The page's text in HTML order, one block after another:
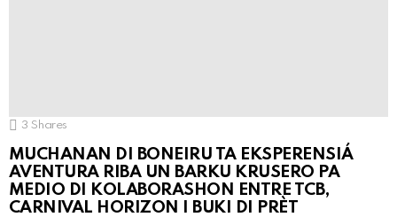
3 Shares
MUCHANAN DI BONEIRU TA EKSPERENSIÁ
AVENTURA RIBA UN BARKU KRUSERO PA
MEDIO DI KOLABORASHON ENTRE TCB,
CARNIVAL HORIZON I BUKI DI PRÈT